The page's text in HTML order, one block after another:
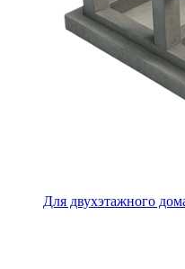
Для двухэтажного